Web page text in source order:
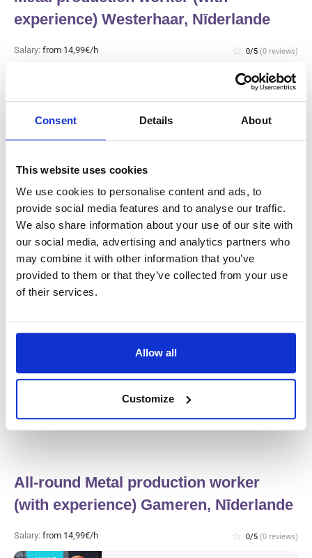
Consent Details About
This website uses cookies
We use cookies to personalise content and ads, to
provide social media features and to analyse our traffic.
We also share information about your use of our site with
our social media, advertising and analytics partners who
may combine it with other information that you’ve
provided to them or that they’ve collected from your use
of their services.
Allow all
Customize
experience) Westerhaar, Nīderlande
Salary: from 14,99€/h star_border 0/5 (0 reviews)
Available positions:
Gaļas rūpnīcas ražošanas darbinieks
un tīrītājs (ar pieredzi) Haarlem,
Nīderlande
tīrītājs (ar pieredzi) Haarlem, Nīderlande
Available positions:2/2
Position is open for:
All-round Metal production worker
(with experience) Gameren, Nīderlande
Salary: from 14,99€/h star_border 0/5 (0 reviews)